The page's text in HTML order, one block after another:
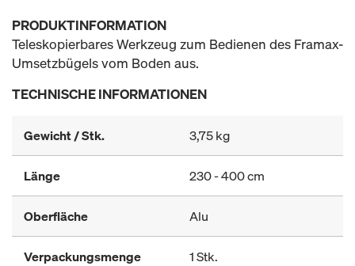
PRODUKTINFORMATION
Teleskopierbares Werkzeug zum Bedienen des Framax-
Umsetzbügels vom Boden aus.
TECHNISCHE INFORMATIONEN
Gewicht / Stk. 3,75 kg
Länge 230 - 400 cm
Oberfläche Alu
Verpackungsmenge 1 Stk.